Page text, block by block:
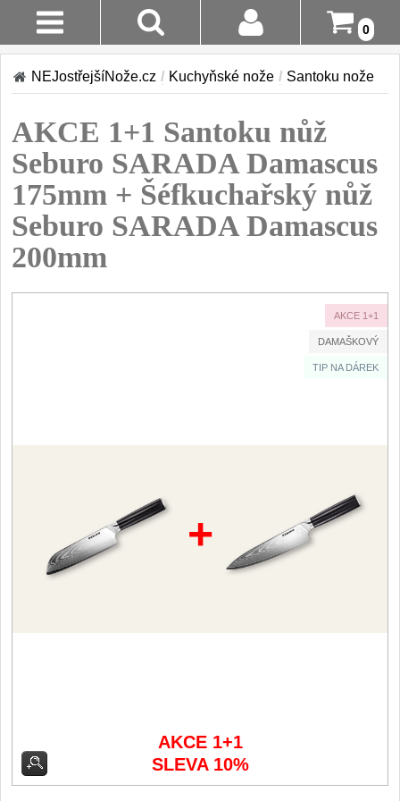
0
Stav
Objednávky
Login
Registrace
Doručení A
Platba
Akce!
Sady kuchyňských nožů 9
Šéfkuchařské nože 30
Univerzální nože
Vykosťovací nože
Steakové nože
Japonské nože
NEJostřejšíNože.cz / Kuchyňské nože / Santoku nože
AKCE 1+1 Santoku nůž
Seburo SARADA Damascus
175mm + Šéfkuchařský nůž
Seburo SARADA Damascus
200mm
AKCE 1+1
DAMAŠKOVÝ
TIP NA DÁREK
+
AKCE 1+1
SLEVA 10%